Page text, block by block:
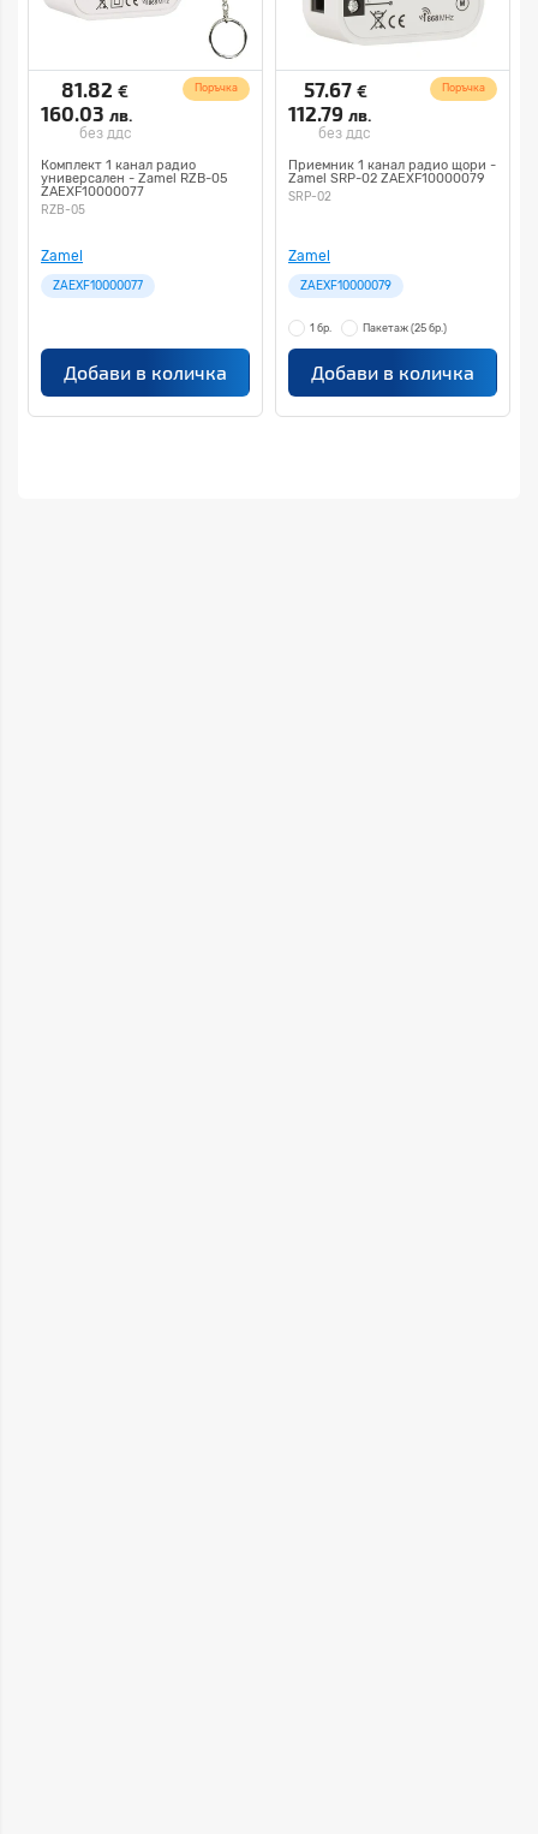
81.82 €
160.03 лв.
без ддс
Поръчка
Комплект 1 канал радио
универсален - Zamel RZB-05
ZAEXF10000077
RZB-05
Zamel
ZAEXF10000077
Добави в количка
57.67 €
112.79 лв.
без ддс
Поръчка
Приемник 1 канал радио щори -
Zamel SRP-02 ZAEXF10000079
SRP-02
Zamel
ZAEXF10000079
1 бр. Пакетаж (25 бр.)
Добави в количка